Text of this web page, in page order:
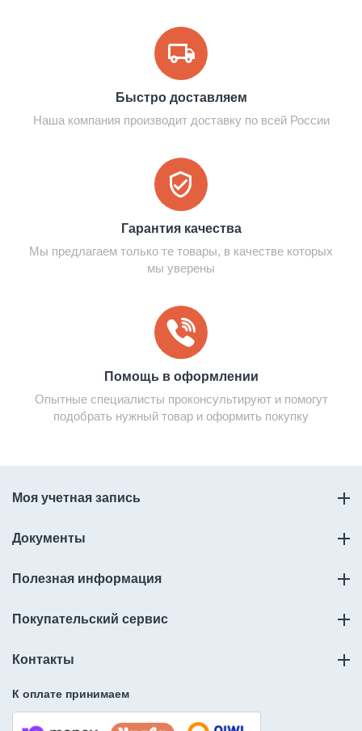
Быстро доставляем
Наша компания производит доставку по всей России
Гарантия качества
Мы предлагаем только те товары, в качестве которых
мы уверены
Помощь в оформлении
Опытные специалисты проконсультируют и помогут
подобрать нужный товар и оформить покупку
Моя учетная запись
Документы
Полезная информация
Покупательский сервис
Контакты
К оплате принимаем